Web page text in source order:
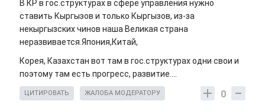
В КР в гос.структурах в сфере управления нужно
ставить Кыргызов и только Кыргызов, из-за
некыргызских чинов наша Великая страна
неразвивается.Япония,Китай,
Корея, Казахстан вот там в гос.структурах одни свои и
поэтому там есть прогресс, развитие....
0
ЦИТИРОВАТЬ ЖАЛОБА МОДЕРАТОРУ